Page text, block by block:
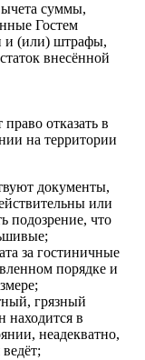
суммы,
Гостем
и (или) штрафы,
внесённой
отказать в
на территории
документы,
или
подозрение, что
за гостиничные
порядке и
грязный
находится в
неадекватно,